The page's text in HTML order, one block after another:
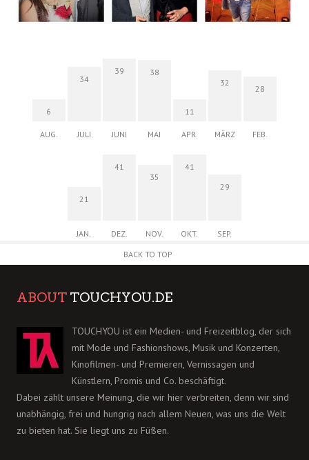
6
AUG.
34
JULI
39
JUNI
38
MAI
11
APR.
32
MÄRZ
28
FEB.
21
JAN.
41
DEZ.
35
NOV.
41
OKT.
29
SEP.
BACK TO TOP
ABOUT TOUCHYOU.DE
TOUCHYOU ist ein Medien- und Freizeitblog, der sich
mit Mode und Fashionshows, Musik und Konzerten,
Kinofilmen- und Premieren, Vernissagen und
Künstlern, Promis und Co. beschäftigt.
Dabei zählt unsere Meinung, die wir hier verbreiten, denn wir sind
unabhängig, frei und hungrig nach allem Neuen, was uns die Welt
zu bieten hat. Sie liegt uns zu Füßen.